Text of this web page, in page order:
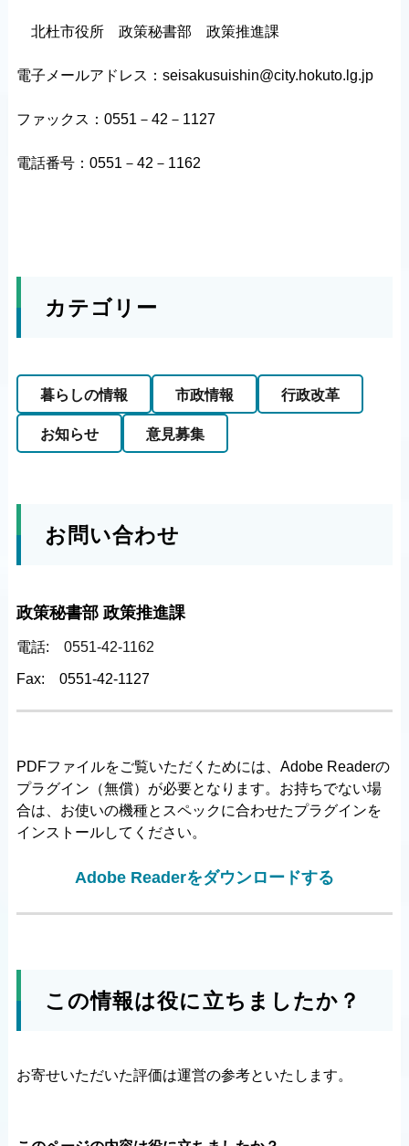
北杜市役所 政策秘書部 政策推進課
電子メールアドレス：seisakusuishin@city.hokuto.lg.jp
ファックス：0551－42－1127
電話番号：0551－42－1162
カテゴリー
暮らしの情報 市政情報 行政改革
お知らせ 意見募集
お問い合わせ
政策秘書部 政策推進課
電話: 0551-42-1162
Fax: 0551-42-1127
PDFファイルをご覧いただくためには、Adobe Readerの
プラグイン（無償）が必要となります。お持ちでない場
合は、お使いの機種とスペックに合わせたプラグインを
インストールしてください。
Adobe Readerをダウンロードする
この情報は役に立ちましたか？
お寄せいただいた評価は運営の参考といたします。